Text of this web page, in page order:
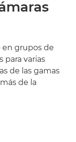
en grupos de
para varias
de las gamas
de la